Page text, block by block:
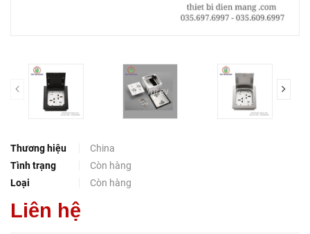
prev
Thương hiệu
China
Tình trạng
Còn hàng
Loại
Còn hàng
Liên hệ